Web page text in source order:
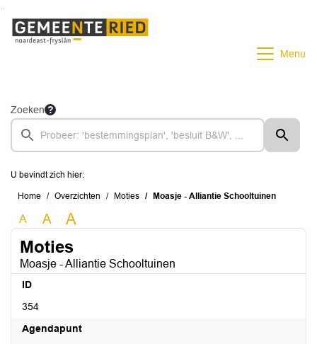
Menu
Zoeken
U bevindt zich hier:
Home Overzichten Moties Moasje - Alliantie Schooltuinen
A A A
Moties
Moasje - Alliantie Schooltuinen
ID
354
Agendapunt